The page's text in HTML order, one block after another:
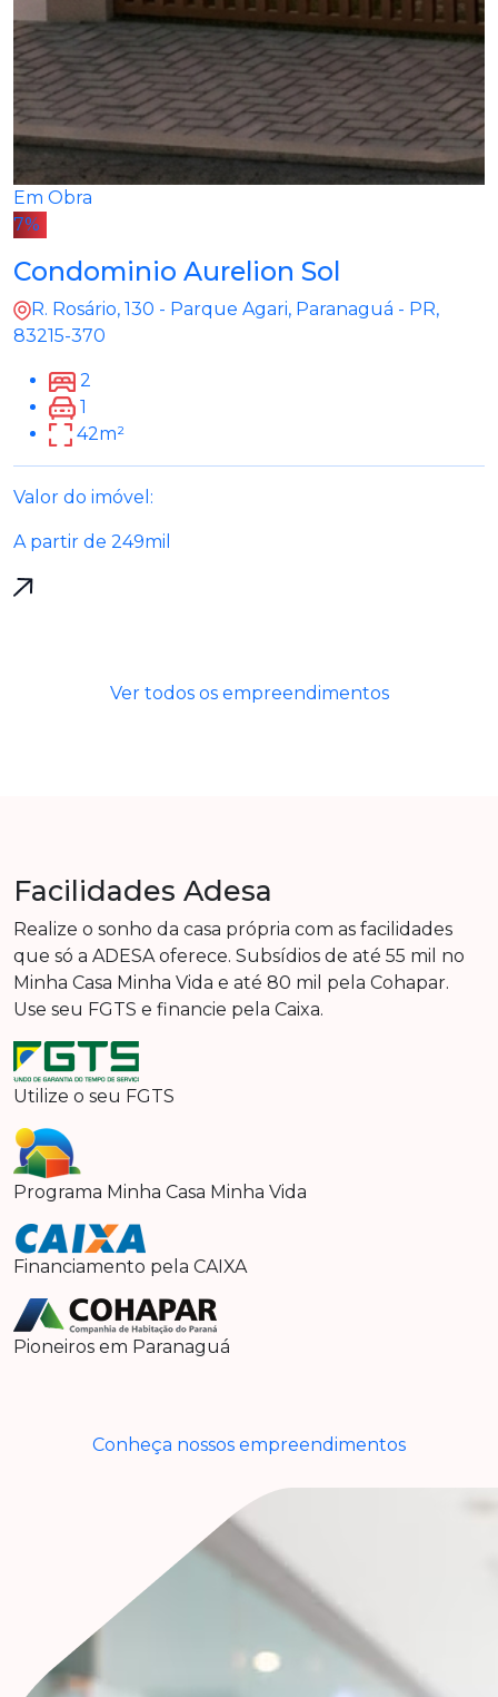
Em Obra
7%
Condominio Aurelion Sol
R. Rosário, 130 - Parque Agari, Paranaguá - PR,
83215-370
2
1
42m²
Valor do imóvel:
A partir de 249mil
Ver todos os empreendimentos
Facilidades Adesa
Realize o sonho da casa própria com as facilidades
que só a ADESA oferece. Subsídios de até 55 mil no
Minha Casa Minha Vida e até 80 mil pela Cohapar.
Use seu FGTS e financie pela Caixa.
Utilize o seu FGTS
Programa Minha Casa Minha Vida
Financiamento pela CAIXA
Pioneiros em Paranaguá
Conheça nossos empreendimentos